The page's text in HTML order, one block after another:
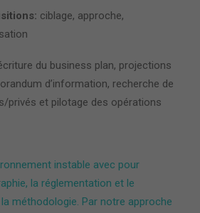
ciblage, approche,
du business plan, projections
d’information, recherche de
privés et pilotage des opérations
instable avec pour
la réglementation et le
méthodologie. Par notre approche